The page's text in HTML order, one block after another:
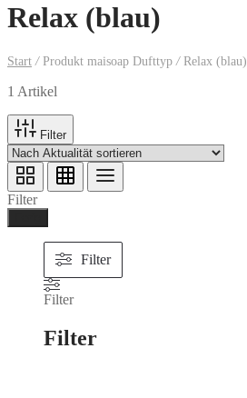
Relax (blau)
Start /Produkt maisoap Dufttyp /Relax (blau)
1 Artikel
Filter
Filter
Filter
Filter
Filter